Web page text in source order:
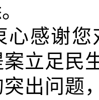
心感谢
立足民
出问题